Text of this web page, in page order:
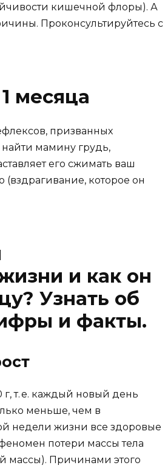
кишечной флоры). А
Проконсультируйтесь с
месяца
призванных
мамину грудь,
его сжимать ваш
(вздрагивание, которое он
и как он
Узнать об
и факты.
т. е. каждый новый день
меньше, чем в
недели жизни все здоровые
потери массы тела
массы). Причинами этого